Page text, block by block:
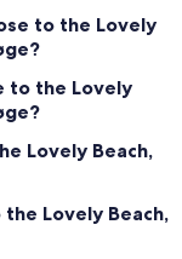
to the Lovely
to the Lovely
Lovely Beach,
Lovely Beach,